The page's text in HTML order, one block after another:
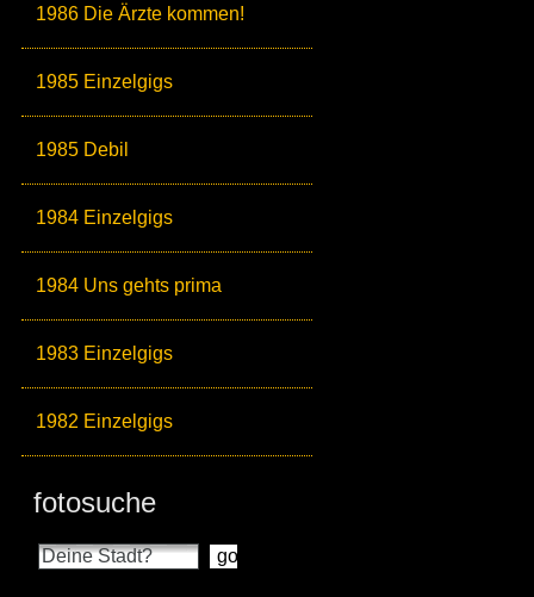
1986 Die Ärzte kommen!
1985 Einzelgigs
1985 Debil
1984 Einzelgigs
1984 Uns gehts prima
1983 Einzelgigs
1982 Einzelgigs
fotosuche